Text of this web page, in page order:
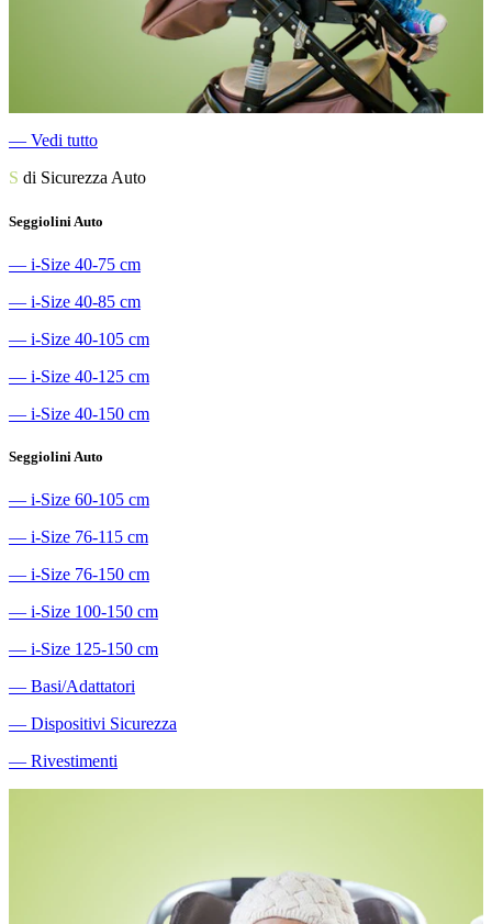
― Vedi tutto
S di Sicurezza Auto
Seggiolini Auto
― i-Size 40-75 cm
― i-Size 40-85 cm
― i-Size 40-105 cm
― i-Size 40-125 cm
― i-Size 40-150 cm
Seggiolini Auto
― i-Size 60-105 cm
― i-Size 76-115 cm
― i-Size 76-150 cm
― i-Size 100-150 cm
― i-Size 125-150 cm
― Basi/Adattatori
― Dispositivi Sicurezza
― Rivestimenti